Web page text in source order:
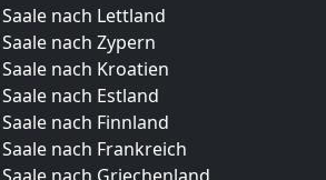
nach Lettland
nach Zypern
nach Kroatien
nach Estland
nach Finnland
nach Frankreich
nach Griechenland